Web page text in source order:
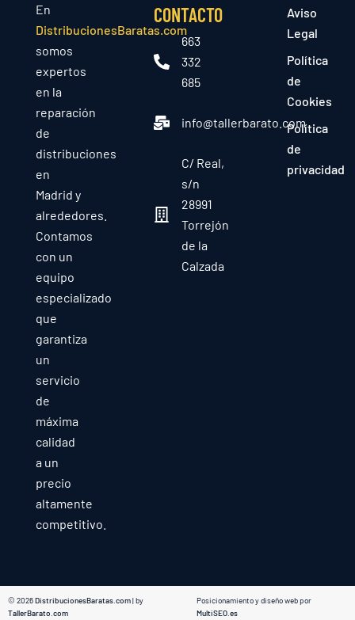
En
DistribucionesBaratas.com
somos
expertos
en la
reparación
de
distribuciones
en
Madrid y
alrededores.
Contamos
con un
equipo
especializado
que
garantiza
un
servicio
de
máxima
calidad
a un
precio
altamente
competitivo.
CONTACTO
663
332
685
info@tallerbarato.com
C/ Real,
s/n
28991
Torrejón
de la
Calzada
Aviso
Legal
Política
de
Cookies
Política
de
privacidad
© 2026DistribucionesBaratas.com| by
TallerBarato.com
Posicionamiento y diseño web por
MultiSEO.es